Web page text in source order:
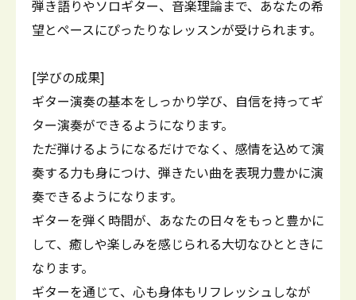
弾き語りやソロギター、音楽理論まで、あなたの希
望とペースにぴったりなレッスンが受けられます。
[学びの成果]
ギター演奏の基本をしっかり学び、自信を持ってギ
ター演奏ができるようになります。
ただ弾けるようになるだけでなく、感情を込めて演
奏する力も身につけ、弾きたい曲を表現力豊かに演
奏できるようになります。
ギターを弾く時間が、あなたの日々をもっと豊かに
して、癒しや楽しみを感じられる大切なひとときに
なります。
ギターを通じて、心も身体もリフレッシュしなが